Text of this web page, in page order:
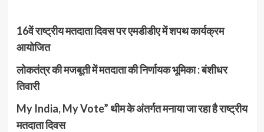
16वें राष्ट्रीय मतदाता दिवस पर एमडीडीए में शपथ कार्यक्रम
आयोजित
लोकतंत्र की मजबूती में मतदाता की निर्णायक भूमिका : बंशीधर
तिवारी
My India, My Vote” थीम के अंतर्गत मनाया जा रहा है राष्ट्रीय
मतदाता दिवस